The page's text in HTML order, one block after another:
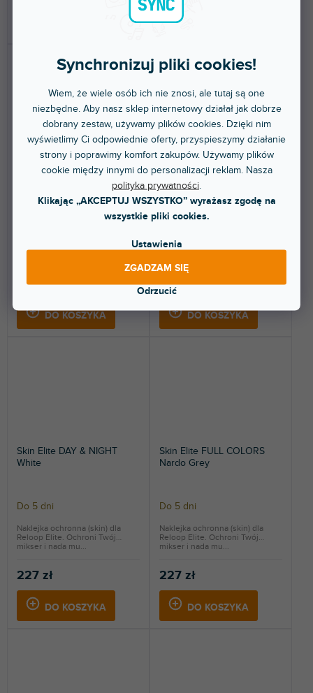
Synchronizuj pliki cookies!
Wiem, że wiele osób ich nie znosi, ale tutaj są one
niezbędne. Aby nasz sklep internetowy działał jak dobrze
dobrany zestaw, używamy plików cookies. Dzięki nim
wyświetlimy Ci odpowiednie oferty, przyspieszymy działanie
strony i poprawimy komfort zakupów. Używamy plików
cookie między innymi do personalizacji reklam. Nasza
polityka prywatności.
Klikając „AKCEPTUJ WSZYSTKO” wyrażasz zgodę na
wszystkie pliki cookies.
Ustawienia
Odrzucić
ZGADZAM SIĘ
Skin Elite COLORS DVS
227 zł
DO KOSZYKA
mikser i nada mu...
Skin Elite FUTURISTIC
Do 5 dni
227 zł
DO KOSZYKA
Reloop Elite. Ochroni Twój
Skin Elite DAY & NIGHT
White
Do 5 dni
227 zł
DO KOSZYKA
Naklejka ochronna (skin) dla
Reloop Elite. Ochroni Twój
mikser i nada mu...
Skin Elite FULL COLORS
Nardo Grey
Do 5 dni
227 zł
DO KOSZYKA
Naklejka ochronna (skin) dla
Reloop Elite. Ochroni Twój
mikser i nada mu...